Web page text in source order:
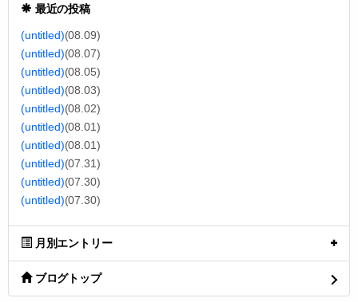
最近の投稿
(untitled)(08.09)
(untitled)(08.07)
(untitled)(08.05)
(untitled)(08.03)
(untitled)(08.02)
(untitled)(08.01)
(untitled)(08.01)
(untitled)(07.31)
(untitled)(07.30)
(untitled)(07.30)
月別エントリー
ブログトップ